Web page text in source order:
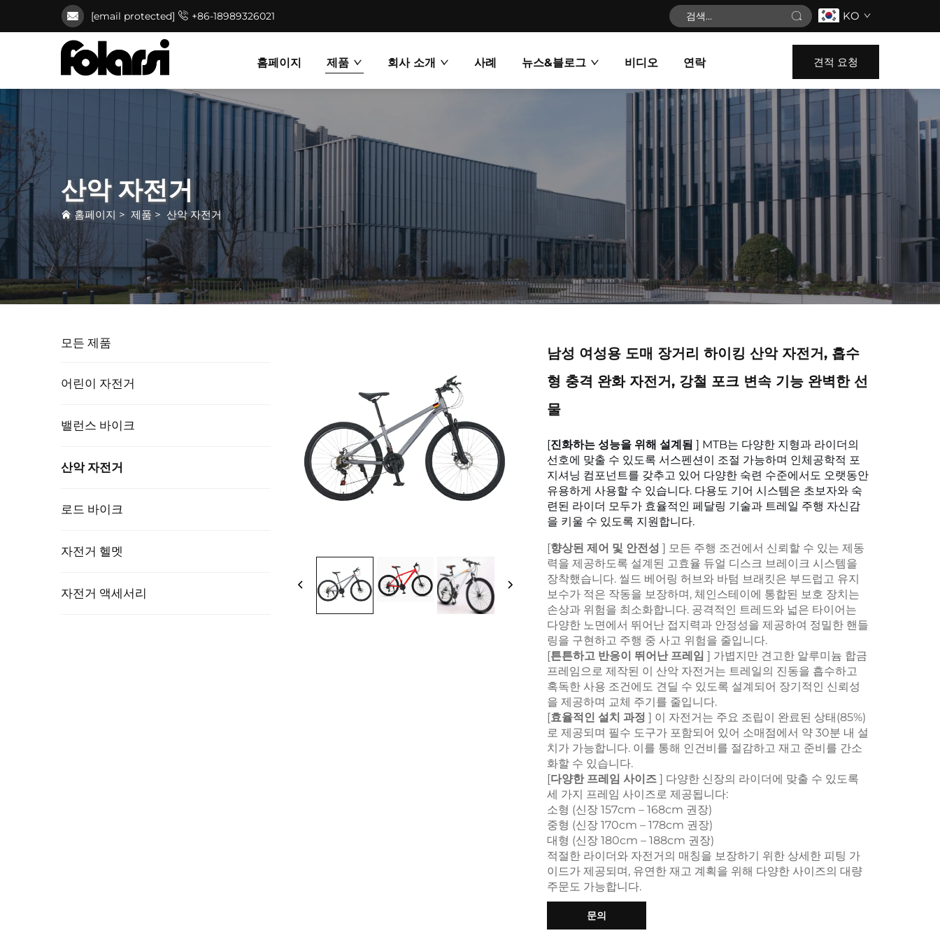
[email protected] +86-18989326021 KO
홈페이지 제품 회사 소개 사례 뉴스&블로그 비디오 연락 견적 요청
산악 자전거
홈페이지 > 제품 > 산악 자전거
모든 제품
어린이 자전거
밸런스 바이크
산악 자전거
로드 바이크
자전거 헬멧
자전거 액세서리
남성 여성용 도매 장거리 하이킹 산악 자전거, 흡수
형 충격 완화 자전거, 강철 포크 변속 기능 완벽한 선
물
[진화하는 성능을 위해 설계됨 ] MTB는 다양한 지형과 라이더의
선호에 맞출 수 있도록 서스펜션이 조절 가능하며 인체공학적 포
지셔닝 컴포넌트를 갖추고 있어 다양한 숙련 수준에서도 오랫동안
유용하게 사용할 수 있습니다. 다용도 기어 시스템은 초보자와 숙
련된 라이더 모두가 효율적인 페달링 기술과 트레일 주행 자신감
을 키울 수 있도록 지원합니다.
[향상된 제어 및 안전성 ] 모든 주행 조건에서 신뢰할 수 있는 제동
력을 제공하도록 설계된 고효율 듀얼 디스크 브레이크 시스템을
장착했습니다. 씰드 베어링 허브와 바텀 브래킷은 부드럽고 유지
보수가 적은 작동을 보장하며, 체인스테이에 통합된 보호 장치는
손상과 위험을 최소화합니다. 공격적인 트레드와 넓은 타이어는
다양한 노면에서 뛰어난 접지력과 안정성을 제공하여 정밀한 핸들
링을 구현하고 주행 중 사고 위험을 줄입니다.
[튼튼하고 반응이 뛰어난 프레임 ] 가볍지만 견고한 알루미늄 합금
프레임으로 제작된 이 산악 자전거는 트레일의 진동을 흡수하고
혹독한 사용 조건에도 견딜 수 있도록 설계되어 장기적인 신뢰성
을 제공하며 교체 주기를 줄입니다.
[효율적인 설치 과정 ] 이 자전거는 주요 조립이 완료된 상태(85%)
로 제공되며 필수 도구가 포함되어 있어 소매점에서 약 30분 내 설
치가 가능합니다. 이를 통해 인건비를 절감하고 재고 준비를 간소
화할 수 있습니다.
[다양한 프레임 사이즈 ] 다양한 신장의 라이더에 맞출 수 있도록
세 가지 프레임 사이즈로 제공됩니다:
소형 (신장 157cm – 168cm 권장)
중형 (신장 170cm – 178cm 권장)
대형 (신장 180cm – 188cm 권장)
적절한 라이더와 자전거의 매칭을 보장하기 위한 상세한 피팅 가
이드가 제공되며, 유연한 재고 계획을 위해 다양한 사이즈의 대량
주문도 가능합니다.
문의